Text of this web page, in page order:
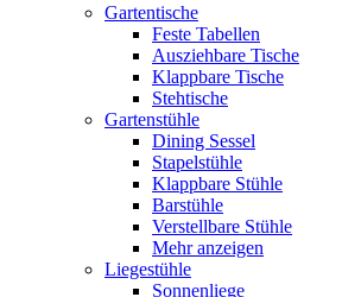
Gartentische
Feste Tabellen
Ausziehbare Tische
Klappbare Tische
Stehtische
Gartenstühle
Dining Sessel
Stapelstühle
Klappbare Stühle
Barstühle
Verstellbare Stühle
Mehr anzeigen
Liegestühle
Sonnenliege